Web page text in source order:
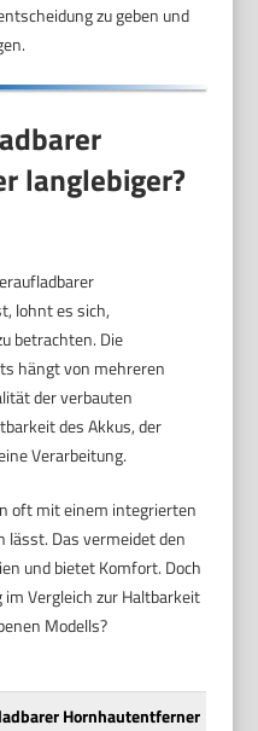
zu geben und
langlebiger?
lohnt es sich,
betrachten. Die
hängt von mehreren
der verbauten
des Akkus, der
Verarbeitung.
oft mit einem integrierten
lässt. Das vermeidet den
und bietet Komfort. Doch
Vergleich zur Haltbarkeit
Modells?
Hornhautentferner